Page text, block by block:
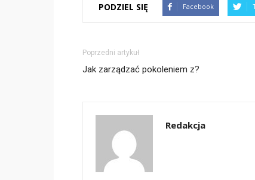
PODZIEL SIĘ Facebook
Poprzedni artykuł
Jak zarządzać pokoleniem z?
Redakcja